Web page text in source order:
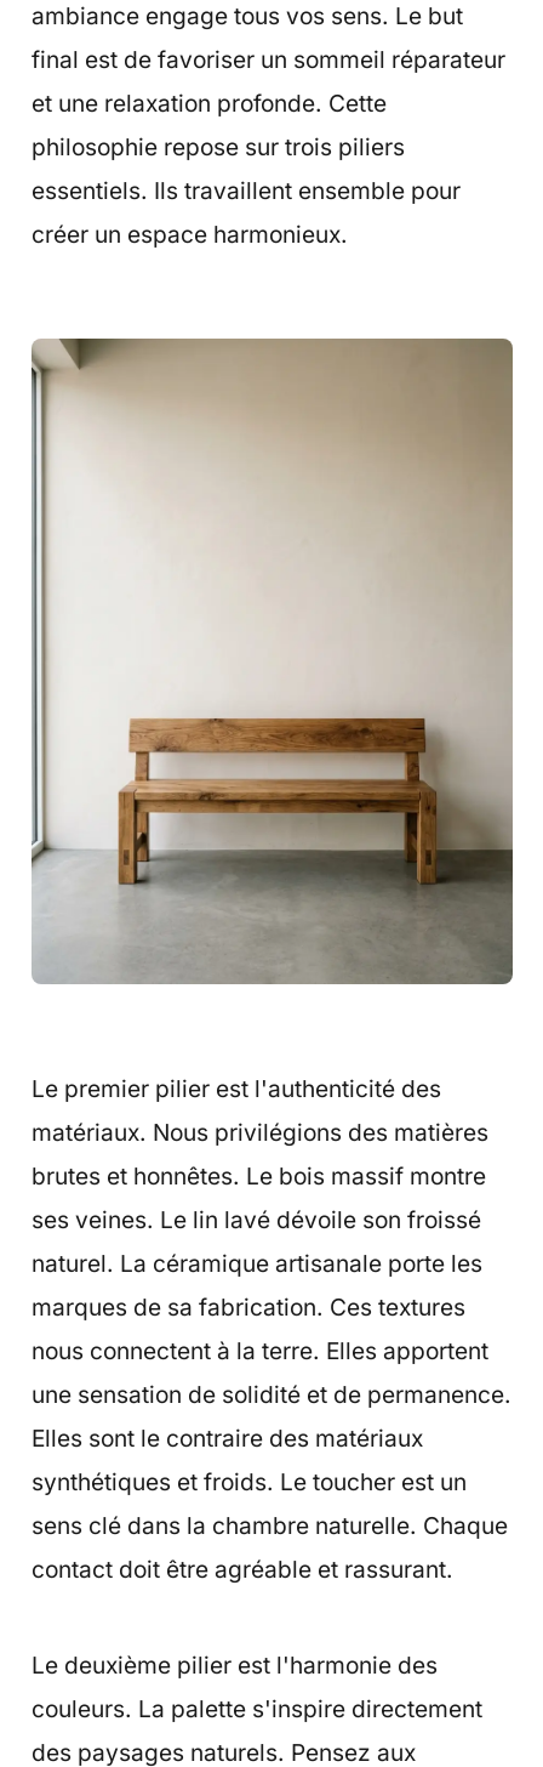
ambiance engage tous vos sens. Le but
final est de favoriser un sommeil réparateur
et une relaxation profonde. Cette
philosophie repose sur trois piliers
essentiels. Ils travaillent ensemble pour
créer un espace harmonieux.
Le premier pilier est l'authenticité des
matériaux. Nous privilégions des matières
brutes et honnêtes. Le bois massif montre
ses veines. Le lin lavé dévoile son froissé
naturel. La céramique artisanale porte les
marques de sa fabrication. Ces textures
nous connectent à la terre. Elles apportent
une sensation de solidité et de permanence.
Elles sont le contraire des matériaux
synthétiques et froids. Le toucher est un
sens clé dans la chambre naturelle. Chaque
contact doit être agréable et rassurant.
Le deuxième pilier est l'harmonie des
couleurs. La palette s'inspire directement
des paysages naturels. Pensez aux